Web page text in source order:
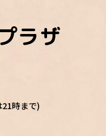
ラザ
時まで)